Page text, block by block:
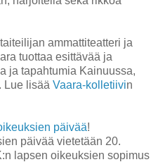
ammattiteatteri ja
tuottaa esittävää ja
ja tapahtumia Kainuussa,
Lue lisää Vaara-kolletiivin
päivää!
päivää vietetään 20.
lapsen oikeuksien sopimus